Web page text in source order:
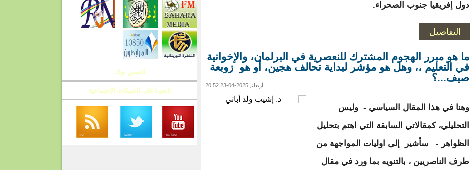
دول إفريقيا جنوب الصحراء.
التفاصيل
ما هو مبرر الهجوم المشترك للنعصرية في البرلمان، والإخوانية
في التعليم ،، وهل هو مؤشر لبداية تحالف هجين، أو هو زوبعة
صيف...؟
أربعاء, 2025-04-23 20:52
وهنا في هذا المقال السياسي - وليس
التحليلي، كمقالاتي السابقة التي اهتم بتحليل
الظواهر - سأشير إلى اوليات المواجهة من
طرف الناصريين ، بالتنويه بما ورد في مقال
الفيس بوك
تابعونا على الشبكات الإجتماعية